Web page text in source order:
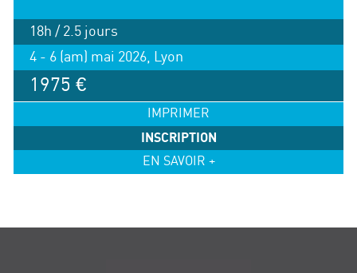
18h / 2.5 jours
4 - 6 (am) mai 2026, Lyon
1975 €
IMPRIMER
INSCRIPTION
EN SAVOIR +